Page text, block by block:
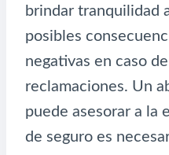
brindar tranquilidad
posibles
negativas en caso
reclamaciones. Un
puede asesorar a la
de seguro es